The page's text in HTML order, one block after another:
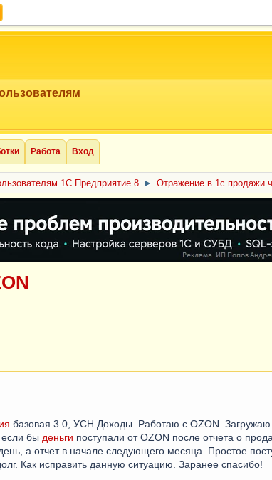
Работа Вход
1С Предприятие 8 ► Отражение в 1с продажи
базовая 3.0, УСН Доходы. Работаю с OZON. Загружаю
бы деньги поступали от OZON после отчета о
а отчет в начале следующего месяца. Простое
Как исправить данную ситуацию. Заранее спасибо!